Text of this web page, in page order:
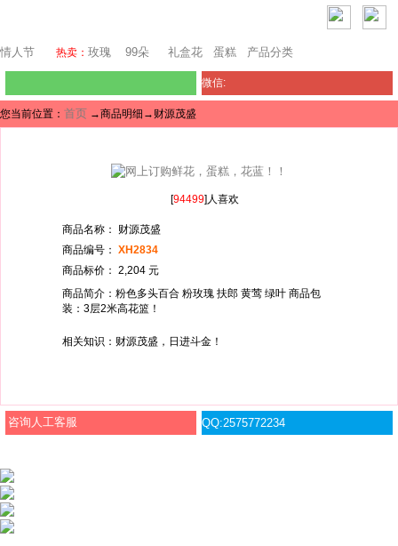
情人节 热卖： 玫瑰 99朵 礼盒花 蛋糕 产品分类
微信:
您当前位置： 首页 →商品明细→财源茂盛
[94499]人喜欢
商品名称： 财源茂盛
商品编号： XH2834
商品标价： 2,204 元
商品简介：粉色多头百合 粉玫瑰 扶郎 黄莺 绿叶 商品包
装：3层2米高花篮！
相关知识：财源茂盛，日进斗金！
咨询人工客服 QQ:2575772234